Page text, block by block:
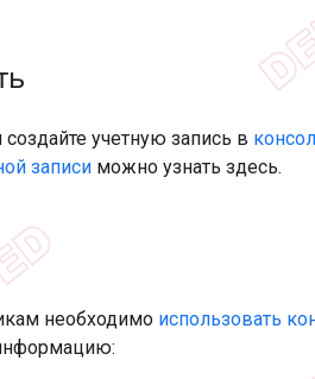
учетную запись в
записи можно узнать здесь.
необходимо использовать